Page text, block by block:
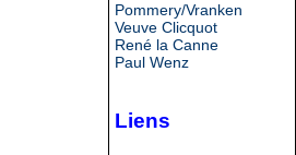
Pommery/Vranken
Veuve Clicquot
René la Canne
Paul Wenz
Liens